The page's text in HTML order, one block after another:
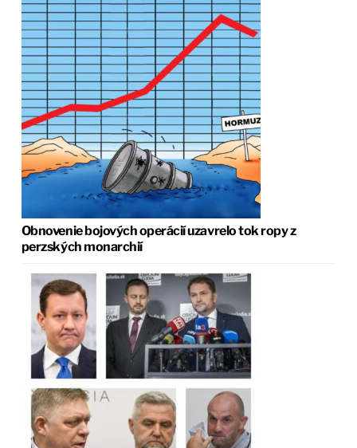
Obnovenie bojových operácií uzavrelo tok ropy z
perzských monarchií